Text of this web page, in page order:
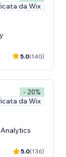
da Wix
5.0(140)
- 20%
da Wix
5.0(136)